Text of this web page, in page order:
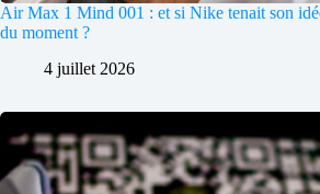
Air Max 1 Mind 001 : et si Nike tenait son
du moment ?
4 juillet 2026